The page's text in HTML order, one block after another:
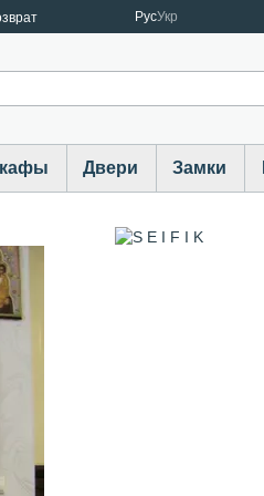
РусУкр
Двери Замки